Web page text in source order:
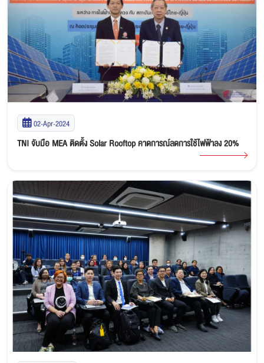
02-Apr-2024
TNI จับมือ MEA ติดตั้ง Solar Rooftop คาดการณ์ลดการใช้ไฟฟ้าลง 20%